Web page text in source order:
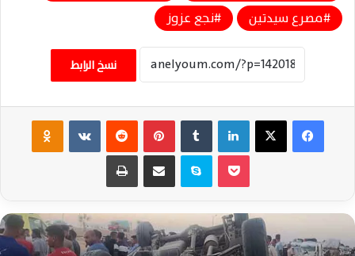
مصرع سيدتين
نجع عزوز
نسخ الرابط
فيسبوك ‫X لينكدإن بينتيريست ‏VKontakte
سكايب مشاركة عبر البريد طباعة